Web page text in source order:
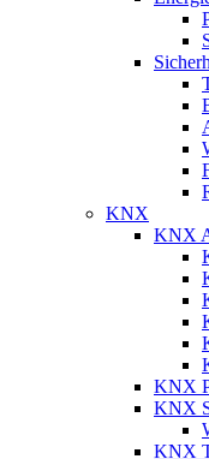
KNX
KNX
KNX
KNX
KNX